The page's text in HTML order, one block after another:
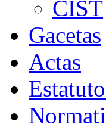
CIST
Gacetas
Actas